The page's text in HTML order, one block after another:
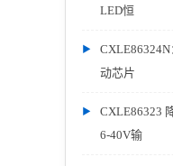
LED恒
动芯片
CXLE86323
6-40V输